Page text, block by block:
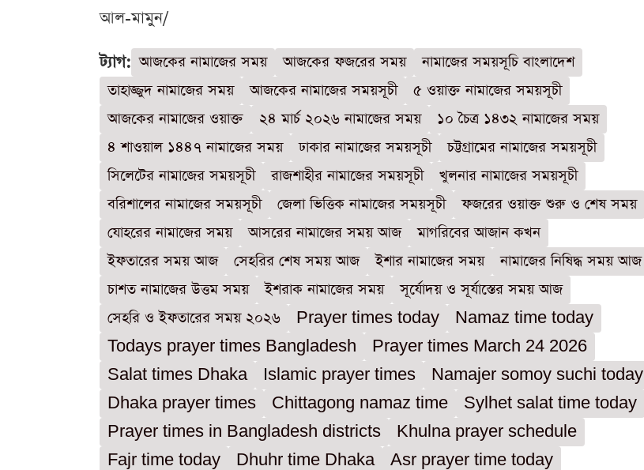
আল-মামুন/
ট্যাগ: আজকের নামাজের সময় আজকের ফজরের সময়
নামাজের সময়সূচি বাংলাদেশ
তাহাজ্জুদ নামাজের সময়
আজকের নামাজের সময়সূচী
৫ ওয়াক্ত নামাজের সময়সূচী
আজকের নামাজের ওয়াক্ত
২৪ মার্চ ২০২৬ নামাজের সময়
১০ চৈত্র ১৪৩২ নামাজের সময়
৪ শাওয়াল ১৪৪৭ নামাজের সময়
ঢাকার নামাজের সময়সূচী
চট্টগ্রামের নামাজের সময়সূচী
সিলেটের নামাজের সময়সূচী
রাজশাহীর নামাজের সময়সূচী
খুলনার নামাজের সময়সূচী
বরিশালের নামাজের সময়সূচী
জেলা ভিত্তিক নামাজের সময়সূচী
ফজরের ওয়াক্ত শুরু ও শেষ সময়
যোহরের নামাজের সময়
আসরের নামাজের সময় আজ
মাগরিবের আজান কখন
ইফতারের সময় আজ
সেহরির শেষ সময় আজ ইশার নামাজের সময়
নামাজের নিষিদ্ধ সময় আজ
চাশত নামাজের উত্তম সময়
ইশরাক নামাজের সময়
সূর্যোদয় ও সূর্যাস্তের সময় আজ
সেহরি ও ইফতারের সময় ২০২৬
Prayer times today
Namaz time today
Todays prayer times Bangladesh
Prayer times March 24 2026
Salat times Dhaka
Islamic prayer times
Namajer somoy suchi today
Dhaka prayer times
Chittagong namaz time
Sylhet salat time today
Prayer times in Bangladesh districts
Khulna prayer schedule
Fajr time today
Dhuhr time Dhaka Asr prayer time today